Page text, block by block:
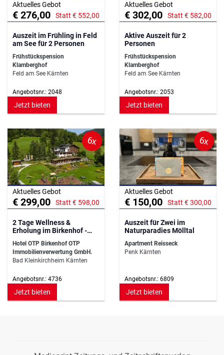
Aktuelles Gebot
€ 276,00 Statt € 552,00
Auszeit im Frühling in Feld
am See für 2 Personen
Frühstückspension
Klamberghof
Feld am See Kärnten
Angebotsnr.: 2048
Jetzt bieten
Aktuelles Gebot
€ 302,00 Statt € 582,00
Aktive Auszeit für 2
Personen
Frühstückspension
Klamberghof
Feld am See Kärnten
Angebotsnr.: 2053
Jetzt bieten
6x
Aktuelles Gebot
€ 299,00 Statt € 598,00
2 Tage Wellness &
Erholung im Birkenhof -
Neue Zimmer!
Hotel OTP Birkenhof OTP
Immobilienverwertung GmbH.
Bad Kleinkirchheim Kärnten
Angebotsnr.: 4736
Jetzt bieten
6x
Aktuelles Gebot
€ 150,00 Statt € 300,00
Auszeit für Zwei im
Naturparadies Mölltal
Apartment Reisseck
Penk Kärnten
Angebotsnr.: 6809
Jetzt bieten